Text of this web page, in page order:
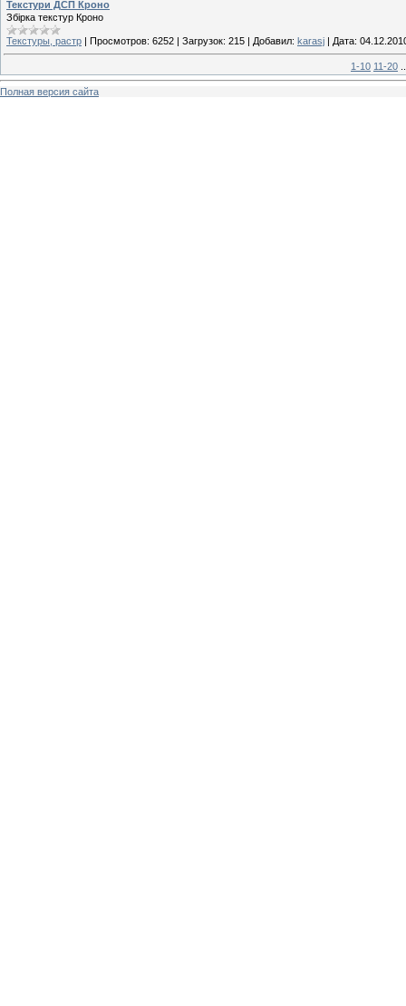
Текстури ДСП Кроно
Збірка текстур Кроно
Текстуры, растр | Просмотров: 6252 | Загрузок: 215 | Добавил: karasj | Дата:
1-10 11-20
Полная версия сайта